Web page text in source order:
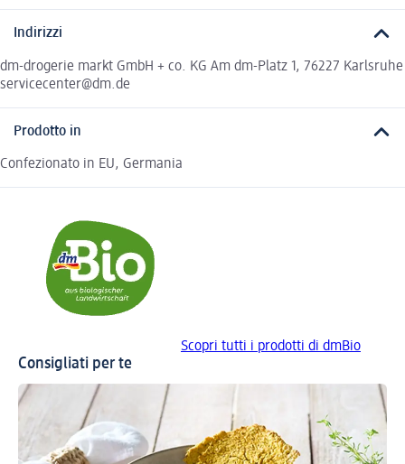
Indirizzi
dm-drogerie markt GmbH + co. KG Am dm-Platz 1, 76227 Karlsruhe
servicecenter@dm.de
Prodotto in
Confezionato in EU, Germania
Scopri tutti i prodotti di dmBio
Consigliati per te